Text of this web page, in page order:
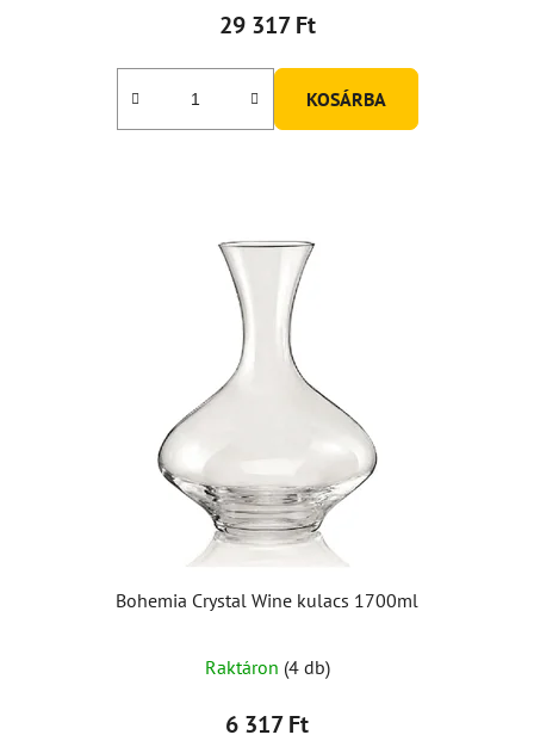
29 317 Ft
KOSÁRBA
Bohemia Crystal Wine kulacs 1700ml
Raktáron (4 db)
6 317 Ft